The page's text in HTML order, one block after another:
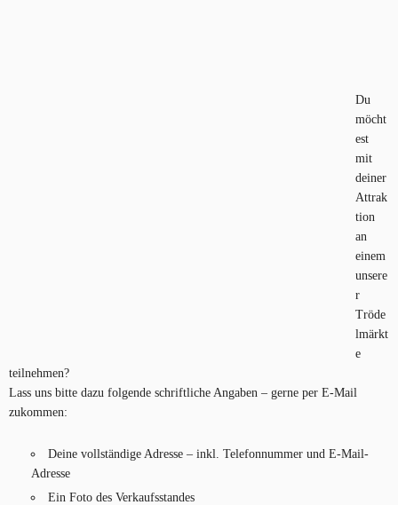
Du
möcht
est
mit
deiner
Attrak
tion
an
einem
unsere
r
Tröde
lmärkt
e
teilnehmen?
Lass uns bitte dazu folgende schriftliche Angaben – gerne per E-Mail
zukommen:
Deine vollständige Adresse – inkl. Telefonnummer und E-Mail-
Adresse
Ein Foto des Verkaufsstandes